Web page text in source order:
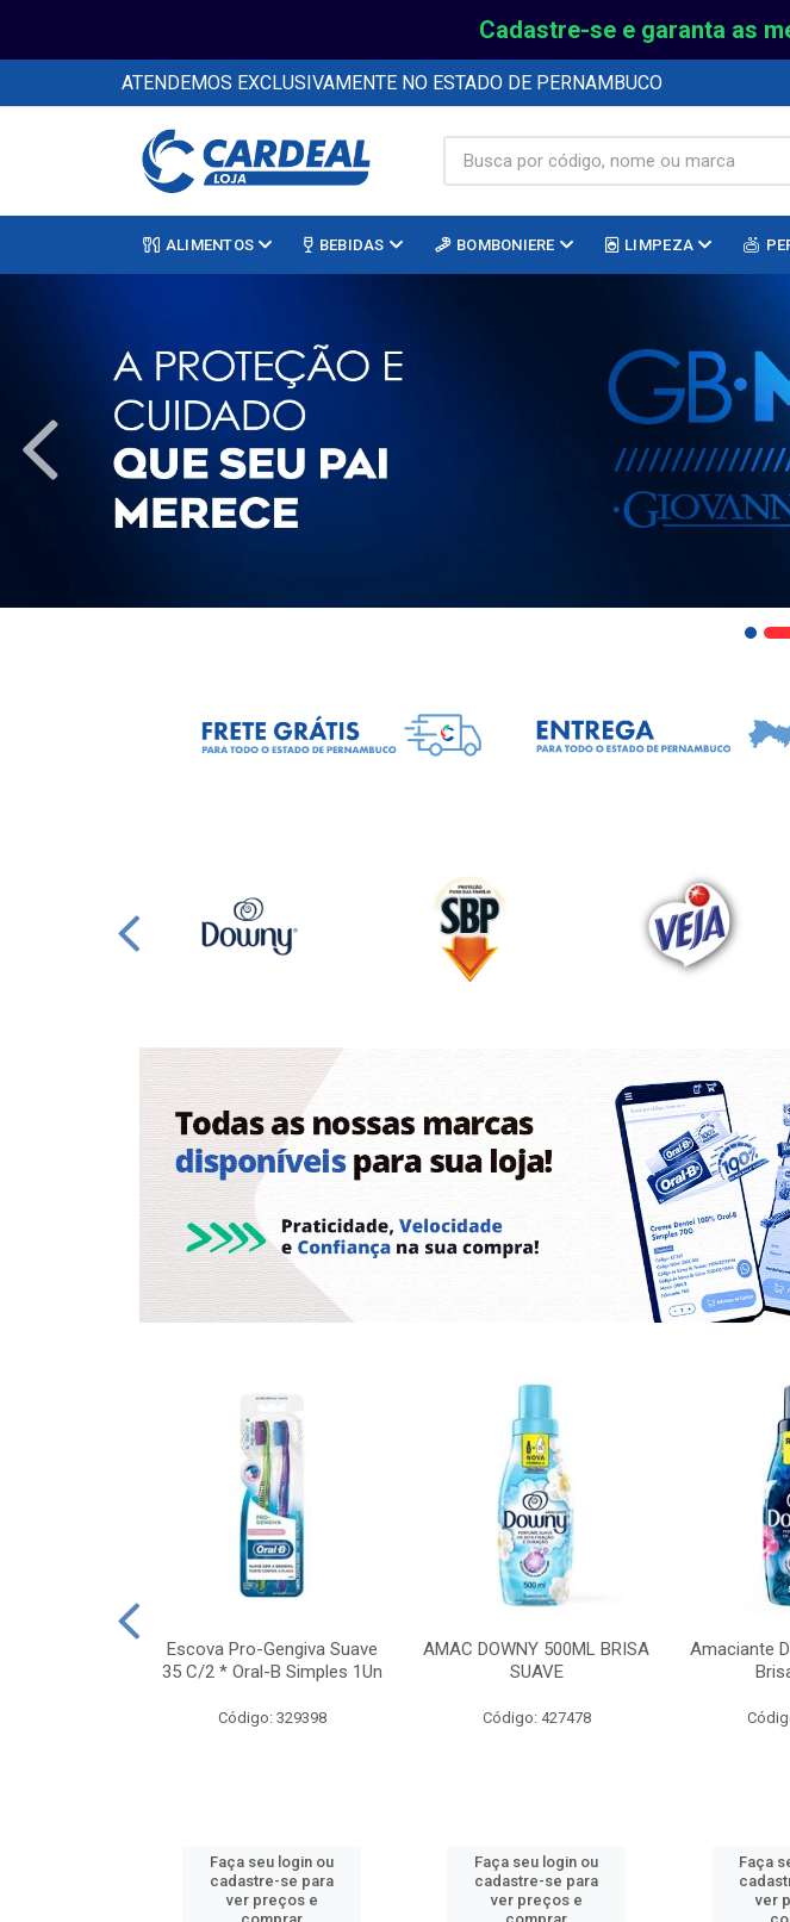
Cadastre-se e garanta as
ATENDEMOS EXCLUSIVAMENTE NO ESTADO DE PERNAMBUCO
ALIMENTOS BEBIDAS BOMBONIERE LIMPEZA
Escova Pro-Gengiva Suave
35 C/2 * Oral-B Simples 1Un
Código: 329398
Faça seu login ou
cadastre-se para
ver preços e
AMAC DOWNY 500ML BRISA
SUAVE
Código: 427478
Faça seu login ou
cadastre-se para
ver preços e
Amaciante
Faça
ver